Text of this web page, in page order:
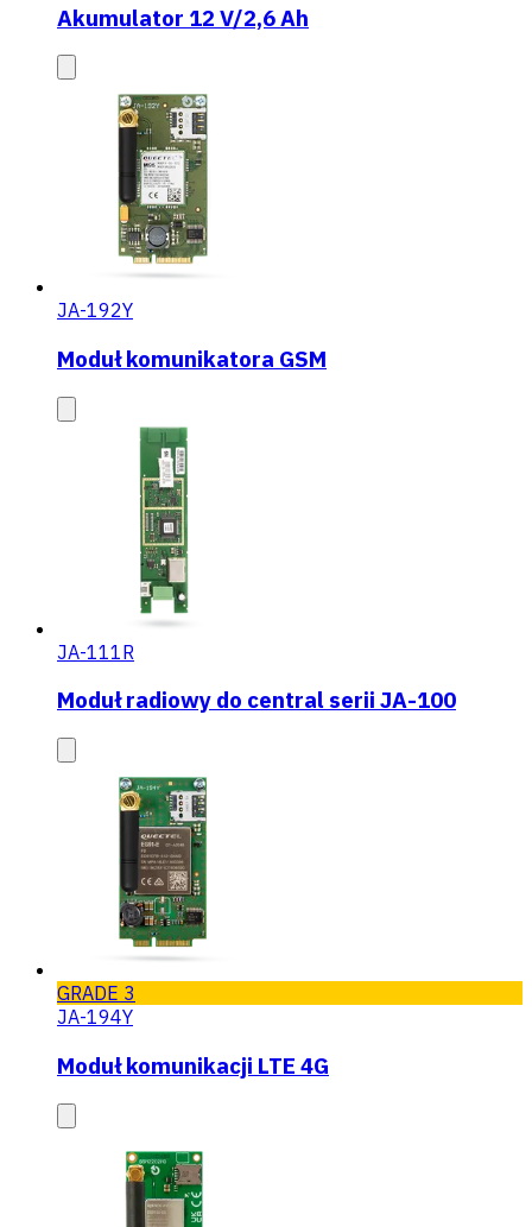
Akumulator 12 V/2,6 Ah
JA-192Y
Moduł komunikatora GSM
JA-111R
Moduł radiowy do central serii JA-100
GRADE 3
JA-194Y
Moduł komunikacji LTE 4G